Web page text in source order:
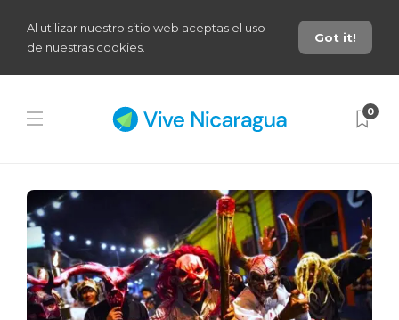
Al utilizar nuestro sitio web aceptas el uso
de nuestras cookies.
Got it!
0